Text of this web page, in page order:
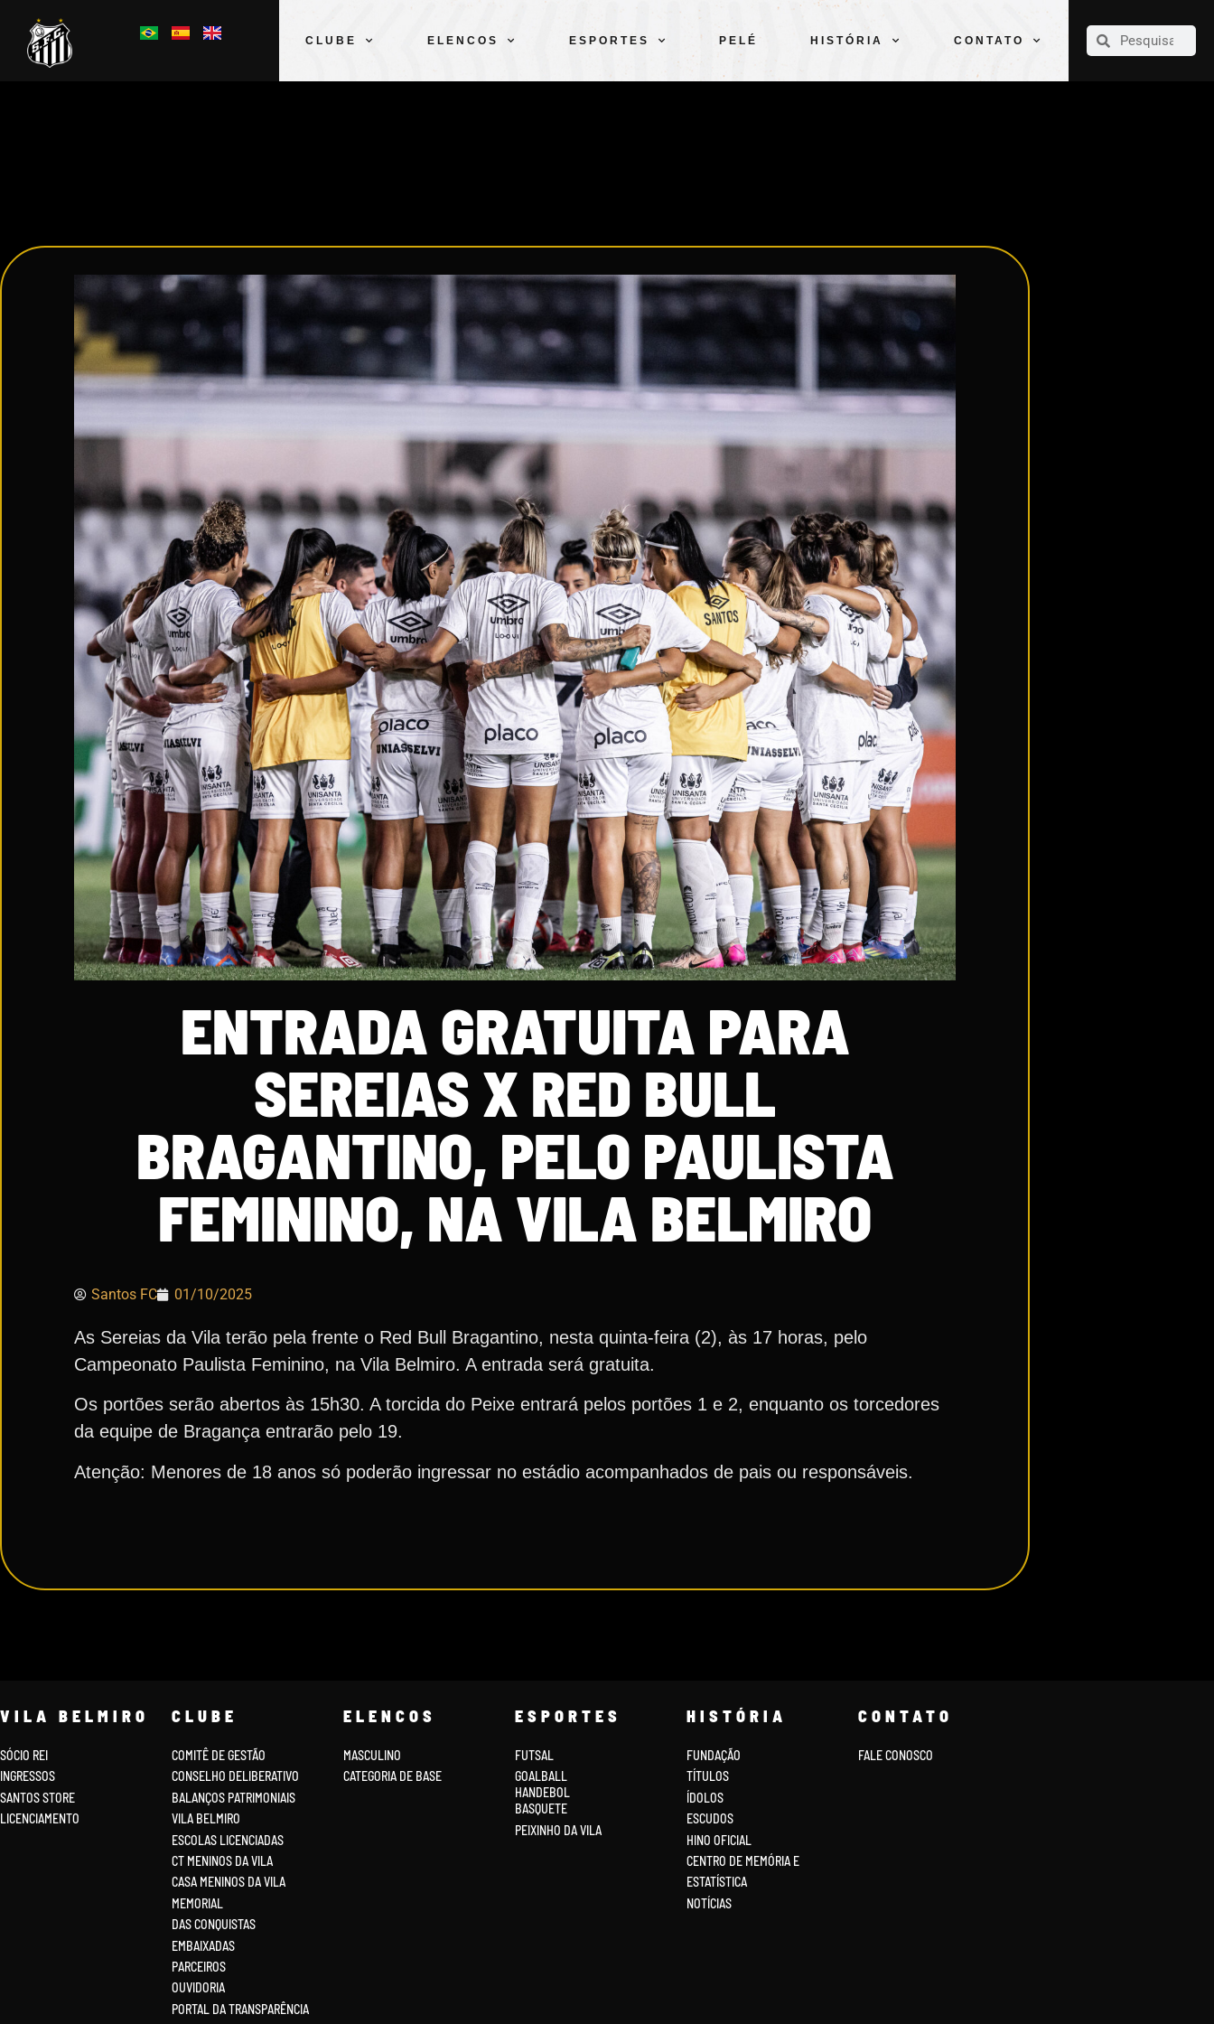
CLUBE ELENCOS ESPORTES PELÉ HISTÓRIA CONTATO
CLUBE
ENTRADA GRATUITA PARA
SEREIAS X RED BULL
BRAGANTINO, PELO PAULISTA
FEMININO, NA VILA BELMIRO
Santos FC 01/10/2025
As Sereias da Vila terão pela frente o Red Bull Bragantino, nesta quinta-feira (2), às 17 horas, pelo
Campeonato Paulista Feminino, na Vila Belmiro. A entrada será gratuita.
Os portões serão abertos às 15h30. A torcida do Peixe entrará pelos portões 1 e 2, enquanto os torcedores
da equipe de Bragança entrarão pelo 19.
Atenção: Menores de 18 anos só poderão ingressar no estádio acompanhados de pais ou responsáveis.
VILA BELMIRO
SÓCIO REI
INGRESSOS
SANTOS STORE
LICENCIAMENTO
CLUBE
COMITÊ DE GESTÃO
CONSELHO DELIBERATIVO
BALANÇOS PATRIMONIAIS
VILA BELMIRO
ESCOLAS LICENCIADAS
CT MENINOS DA VILA
CASA MENINOS DA VILA
MEMORIAL
DAS CONQUISTAS
EMBAIXADAS
PARCEIROS
OUVIDORIA
PORTAL DA TRANSPARÊNCIA
ELENCOS
MASCULINO
CATEGORIA DE BASE
ESPORTES
FUTSAL
GOALBALL
HANDEBOL
BASQUETE
PEIXINHO DA VILA
HISTÓRIA
FUNDAÇÃO
TÍTULOS
ÍDOLOS
ESCUDOS
HINO OFICIAL
CENTRO DE MEMÓRIA E
ESTATÍSTICA
NOTÍCIAS
CONTATO
FALE CONOSCO